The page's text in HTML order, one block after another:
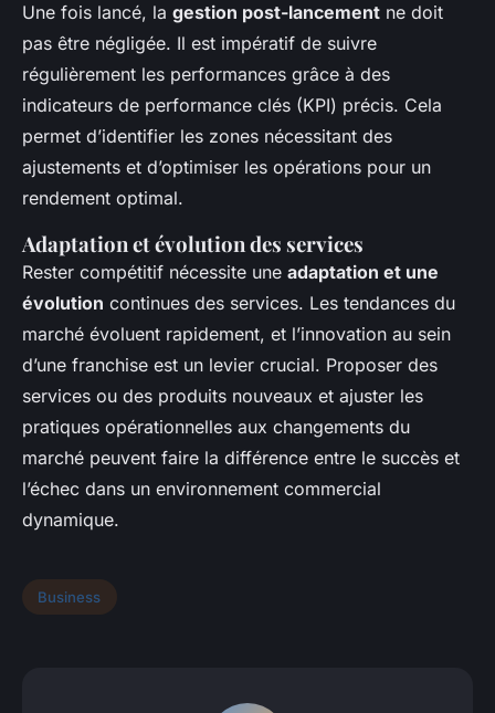
Une fois lancé, la gestion post-lancement ne doit
pas être négligée. Il est impératif de suivre
régulièrement les performances grâce à des
indicateurs de performance clés (KPI) précis. Cela
permet d’identifier les zones nécessitant des
ajustements et d’optimiser les opérations pour un
rendement optimal.
Adaptation et évolution des services
Rester compétitif nécessite une adaptation et une
évolution continues des services. Les tendances du
marché évoluent rapidement, et l’innovation au sein
d’une franchise est un levier crucial. Proposer des
services ou des produits nouveaux et ajuster les
pratiques opérationnelles aux changements du
marché peuvent faire la différence entre le succès et
l’échec dans un environnement commercial
dynamique.
Business